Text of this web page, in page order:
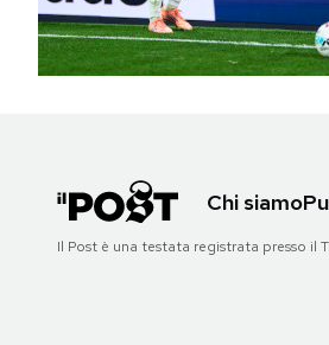
Chi siamo
Il Post è una testata registrata presso il